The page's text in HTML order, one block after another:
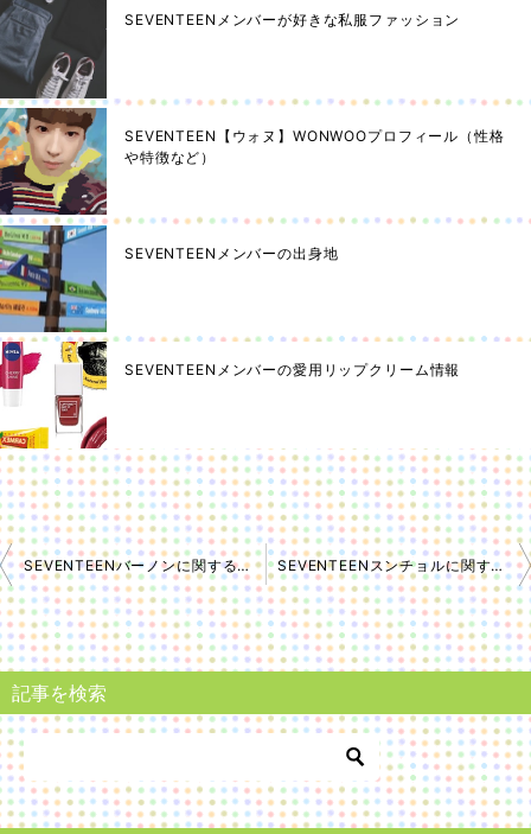
SEVENTEENメンバーが好きな私服ファッション
SEVENTEEN【ウォヌ】WONWOOプロフィール（性格
や特徴など）
SEVENTEENメンバーの出身地
SEVENTEENメンバーの愛用リップクリーム情報
投
稿
ナ
ビ
ゲ
ー
シ
SEVENTEENバーノンに関する雑学〜ハンソルのTMI〜 SEVENTEENスンチョルに関する雑学〜エスクプスのTMI〜
記事を検索